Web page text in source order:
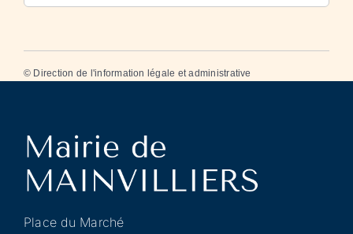
© Direction de l'information légale et administrative
Place du Marché